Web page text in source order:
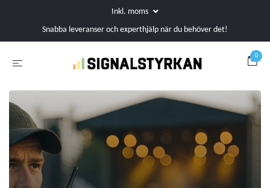
Inkl. moms
Snabba leveranser och experthjälp när du behöver det!
0